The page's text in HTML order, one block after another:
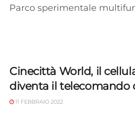
Parco sperimentale
Cinecittà World, il
diventa il telecomando
11 FEBBRAIO 2022